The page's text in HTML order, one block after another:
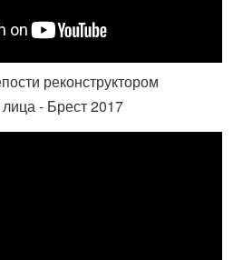
реконструктором
- Брест 2017